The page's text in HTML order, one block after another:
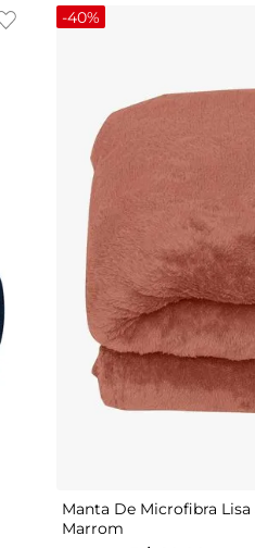
-40%
Manta De Microfibra
Marrom